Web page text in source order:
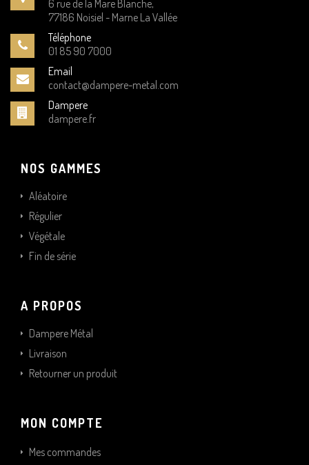
6 rue de la Mare Blanche,
77186 Noisiel - Marne La Vallée
Téléphone
01 85 90 7000
Email
contact@dampere-metal.com
Dampere
dampere.fr
NOS GAMMES
Aléatoire
Régulier
Végétale
Fin de série
A PROPOS
Dampere Métal
Livraison
Retourner un produit
MON COMPTE
Mes commandes